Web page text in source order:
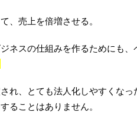
、売上を倍増させる。
ネスの仕組みを作るためにも
れ、とても法人化しやすくな
ることはありません。